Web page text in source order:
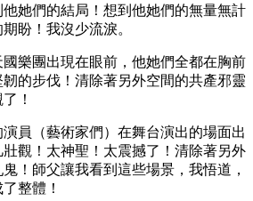
她們的結局！想到他她們的無量無計
盼！我沒少流淚。
樂團出現在眼前，他她們全都在胸前
的步伐！清除著另外空間的共產邪靈
！
員（藝術家們）在舞台演出的場面出
觀！太神聖！太震撼了！清除著另外
！師父讓我看到這些場景，我悟道，
整體！